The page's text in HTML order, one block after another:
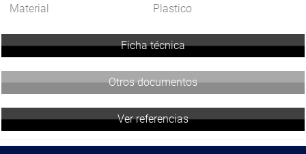
Material
Plastico
Ficha técnica
Otros documentos
Ver referencias